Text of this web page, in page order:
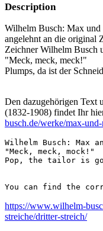
Description
Wilhelm Busch: Max
angelehnt an die original
Zeichner Wilhelm Busch
"Meck, meck, meck!"
Plumps, da ist der
Den dazugehörigen Text
(1832-1908) findet Ihr
busch.de/werke/max-
Wilhelm Busch:
"Meck, meck, mock!"
Pop, the tailor is
You can find the
https://www.wilhelm-
streiche/dritter-streich/